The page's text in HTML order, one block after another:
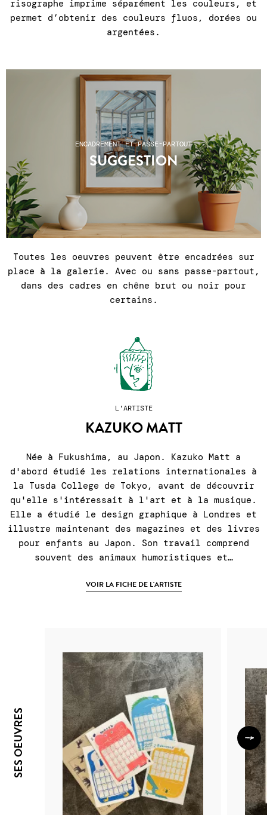
risographe imprime séparément les couleurs, et
permet d’obtenir des couleurs fluos, dorées ou
argentées.
ENCADREMENT ET PASSE-PARTOUT
SUGGESTION
Toutes les oeuvres peuvent être encadrées sur
place à la galerie. Avec ou sans passe-partout,
dans des cadres en chêne brut ou noir pour
certains.
L'ARTISTE
KAZUKO MATT
Née à Fukushima, au Japon. Kazuko Matt a
d'abord étudié les relations internationales à
la Tusda College de Tokyo, avant de découvrir
qu'elle s'intéressait à l'art et à la musique.
Elle a étudié le design graphique à Londres et
illustre maintenant des magazines et des livres
pour enfants au Japon. Son travail comprend
souvent des animaux humoristiques et…
VOIR LA FICHE DE L'ARTISTE
SES OEUVRES